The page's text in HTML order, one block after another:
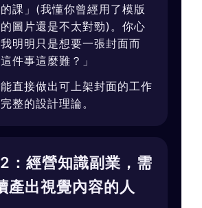
課」(我懂你曾經用了模版
圖片還是不太對勁)。你心
明明只是想要一張封面而
件事這麼難？」
直接做出可上架封面的工作
整的設計理論。
：經營知識副業，需
產出視覺內容的人